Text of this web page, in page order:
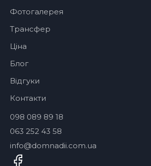
Фотогалерея
Трансфер
Ціна
Блог
Відгуки
Контакти
098 089 89 18
063 252 43 58
info@domnadii.com.ua